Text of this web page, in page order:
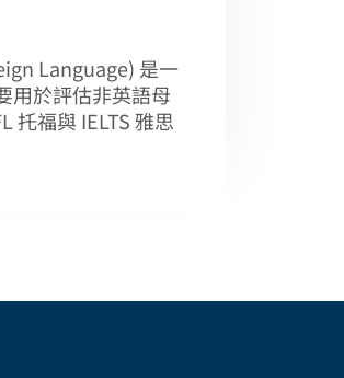
Language) 是一
用於評估非英語母
托福與 IELTS 雅思